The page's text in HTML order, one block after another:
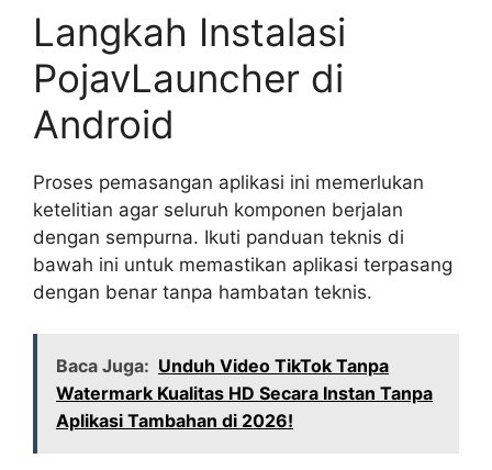
Langkah Instalasi
PojavLauncher di
Android
Proses pemasangan aplikasi ini memerlukan
ketelitian agar seluruh komponen berjalan
dengan sempurna. Ikuti panduan teknis di
bawah ini untuk memastikan aplikasi terpasang
dengan benar tanpa hambatan teknis.
Baca Juga: Unduh Video TikTok Tanpa
Watermark Kualitas HD Secara Instan Tanpa
Aplikasi Tambahan di 2026!